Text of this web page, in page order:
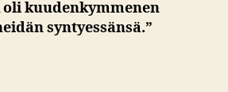
kuudenkymmenen
syntyessänsä.”